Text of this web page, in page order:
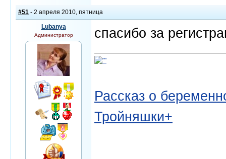
#51 - 2 апреля 2010, пятница
Lubanya
Администратор спасибо за
Рассказ о
Тройняшки+